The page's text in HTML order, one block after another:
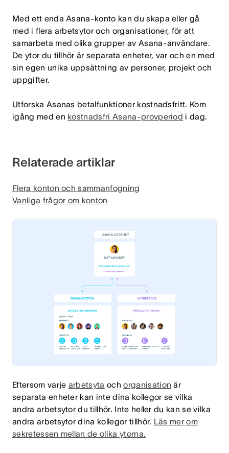
Med ett enda Asana-konto kan du skapa eller gå
med i flera arbetsytor och organisationer, för att
samarbeta med olika grupper av Asana-användare.
De ytor du tillhör är separata enheter, var och en med
sin egen unika uppsättning av personer, projekt och
uppgifter.
Utforska Asanas betalfunktioner kostnadsfritt. Kom
igång med en kostnadsfri Asana-provperiod i dag.
Relaterade artiklar
Flera konton och sammanfogning
Vanliga frågor om konton
Eftersom varje arbetsyta ochorganisation är
separata enheter kan inte dina kollegor se vilka
andra arbetsytor du tillhör. Inte heller du kan se vilka
andra arbetsytor dina kollegor tillhör. Läs mer om
sekretessen mellan de olika ytorna.